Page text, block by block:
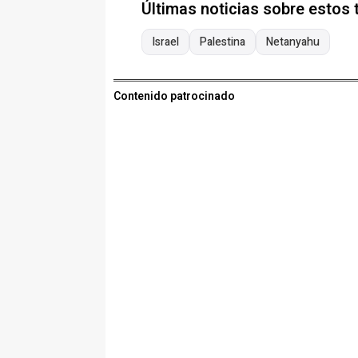
Últimas noticias sobre estos
Israel Palestina Netanyahu
Contenido patrocinado